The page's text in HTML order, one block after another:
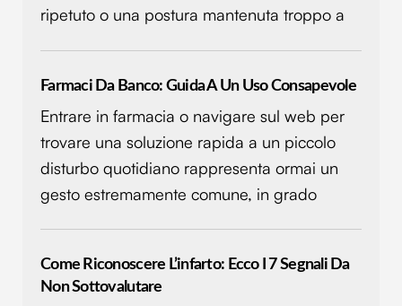
ripetuto o una postura mantenuta troppo a
Farmaci Da Banco: Guida A Un Uso Consapevole
Entrare in farmacia o navigare sul web per
trovare una soluzione rapida a un piccolo
disturbo quotidiano rappresenta ormai un
gesto estremamente comune, in grado
Come Riconoscere L’infarto: Ecco I 7 Segnali Da
Non Sottovalutare